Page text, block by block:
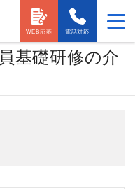
電話対応
WEB応募